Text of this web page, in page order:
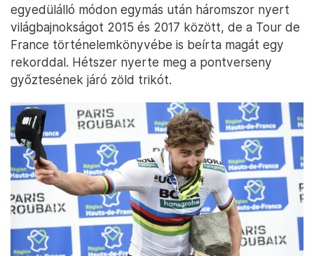
egyedülálló módon egymás után háromszor nyert
világbajnokságot 2015 és 2017 között, de a Tour de
France történelemkönyvébe is beírta magát egy
rekorddal. Hétszer nyerte meg a pontverseny
győztesének járó zöld trikót.